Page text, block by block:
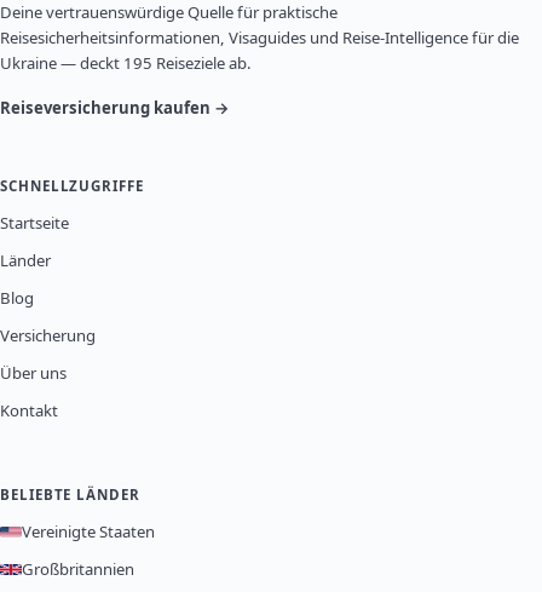
Deine vertrauenswürdige Quelle für praktische
Reisesicherheitsinformationen, Visaguides und Reise-Intelligence für die
Ukraine — deckt 195 Reiseziele ab.
Reiseversicherung kaufen →
SCHNELLZUGRIFFE
Startseite
Länder
Blog
Versicherung
Über uns
Kontakt
BELIEBTE LÄNDER
Vereinigte Staaten
Großbritannien